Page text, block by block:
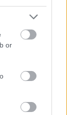
or